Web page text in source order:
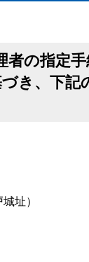
の指定
き、下
址）